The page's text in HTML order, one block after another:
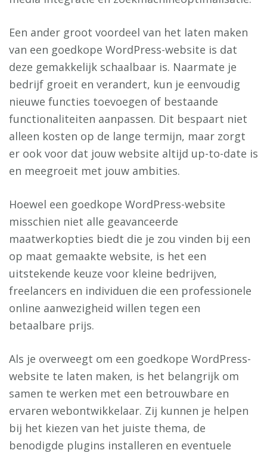
Een ander groot voordeel van het laten maken
van een goedkope WordPress-website is dat
deze gemakkelijk schaalbaar is. Naarmate je
bedrijf groeit en verandert, kun je eenvoudig
nieuwe functies toevoegen of bestaande
functionaliteiten aanpassen. Dit bespaart niet
alleen kosten op de lange termijn, maar zorgt
er ook voor dat jouw website altijd up-to-date is
en meegroeit met jouw ambities.
Hoewel een goedkope WordPress-website
misschien niet alle geavanceerde
maatwerkopties biedt die je zou vinden bij een
op maat gemaakte website, is het een
uitstekende keuze voor kleine bedrijven,
freelancers en individuen die een professionele
online aanwezigheid willen tegen een
betaalbare prijs.
Als je overweegt om een goedkope WordPress-
website te laten maken, is het belangrijk om
samen te werken met een betrouwbare en
ervaren webontwikkelaar. Zij kunnen je helpen
bij het kiezen van het juiste thema, de
benodigde plugins installeren en eventuele